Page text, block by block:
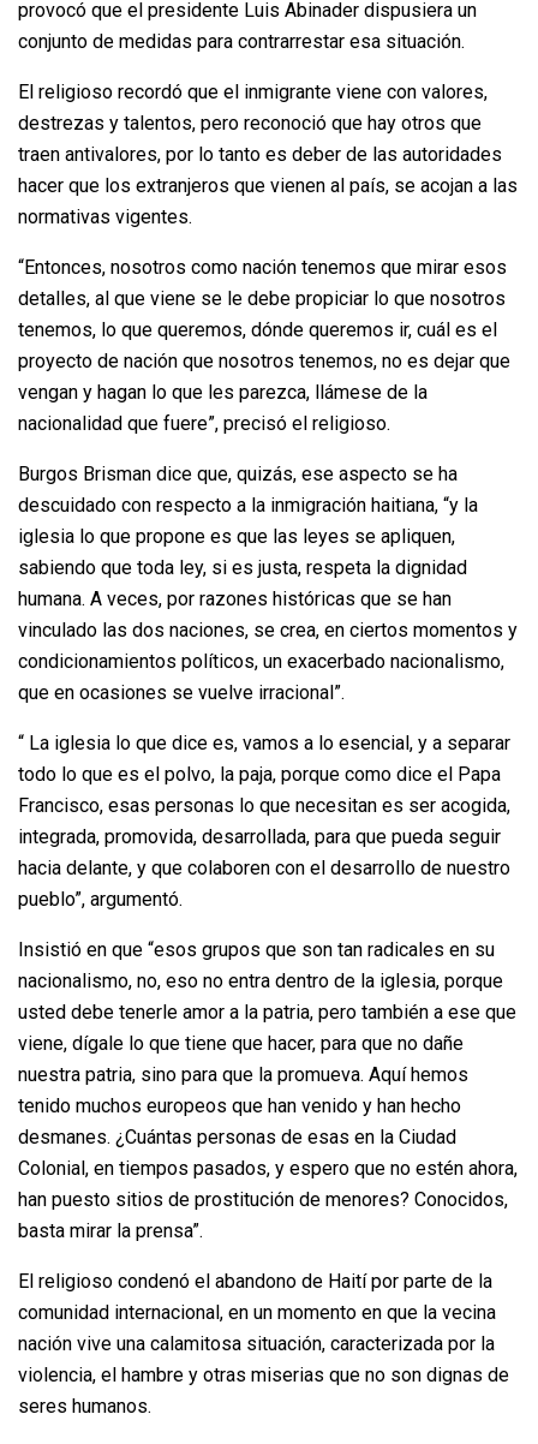
provocó que el presidente Luis Abinader dispusiera un
conjunto de medidas para contrarrestar esa situación.
El religioso recordó que el inmigrante viene con valores,
destrezas y talentos, pero reconoció que hay otros que
traen antivalores, por lo tanto es deber de las autoridades
hacer que los extranjeros que vienen al país, se acojan a las
normativas vigentes.
“Entonces, nosotros como nación tenemos que mirar esos
detalles, al que viene se le debe propiciar lo que nosotros
tenemos, lo que queremos, dónde queremos ir, cuál es el
proyecto de nación que nosotros tenemos, no es dejar que
vengan y hagan lo que les parezca, llámese de la
nacionalidad que fuere”, precisó el religioso.
Burgos Brisman dice que, quizás, ese aspecto se ha
descuidado con respecto a la inmigración haitiana, “y la
iglesia lo que propone es que las leyes se apliquen,
sabiendo que toda ley, si es justa, respeta la dignidad
humana. A veces, por razones históricas que se han
vinculado las dos naciones, se crea, en ciertos momentos y
condicionamientos políticos, un exacerbado nacionalismo,
que en ocasiones se vuelve irracional”.
“ La iglesia lo que dice es, vamos a lo esencial, y a separar
todo lo que es el polvo, la paja, porque como dice el Papa
Francisco, esas personas lo que necesitan es ser acogida,
integrada, promovida, desarrollada, para que pueda seguir
hacia delante, y que colaboren con el desarrollo de nuestro
pueblo”, argumentó.
Insistió en que “esos grupos que son tan radicales en su
nacionalismo, no, eso no entra dentro de la iglesia, porque
usted debe tenerle amor a la patria, pero también a ese que
viene, dígale lo que tiene que hacer, para que no dañe
nuestra patria, sino para que la promueva. Aquí hemos
tenido muchos europeos que han venido y han hecho
desmanes. ¿Cuántas personas de esas en la Ciudad
Colonial, en tiempos pasados, y espero que no estén ahora,
han puesto sitios de prostitución de menores? Conocidos,
basta mirar la prensa”.
El religioso condenó el abandono de Haití por parte de la
comunidad internacional, en un momento en que la vecina
nación vive una calamitosa situación, caracterizada por la
violencia, el hambre y otras miserias que no son dignas de
seres humanos.